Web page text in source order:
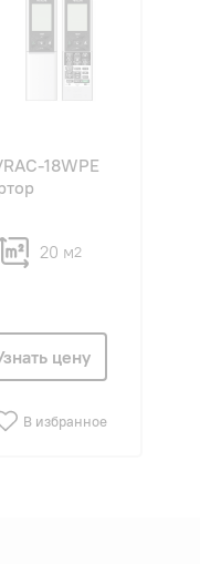
18WPE
20 м2
цену
В избранное